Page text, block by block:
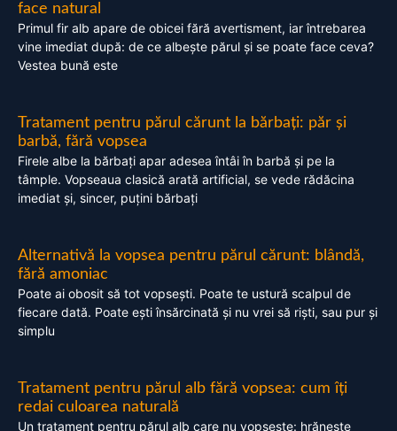
face natural
Primul fir alb apare de obicei fără avertisment, iar întrebarea
vine imediat după: de ce albește părul și se poate face ceva?
Vestea bună este
Tratament pentru părul cărunt la bărbați: păr și
barbă, fără vopsea
Firele albe la bărbați apar adesea întâi în barbă și pe la
tâmple. Vopseaua clasică arată artificial, se vede rădăcina
imediat și, sincer, puțini bărbați
Alternativă la vopsea pentru părul cărunt: blândă,
fără amoniac
Poate ai obosit să tot vopsești. Poate te ustură scalpul de
fiecare dată. Poate ești însărcinată și nu vrei să riști, sau pur și
simplu
Tratament pentru părul alb fără vopsea: cum îți
redai culoarea naturală
Un tratament pentru părul alb care nu vopsește: hrănește